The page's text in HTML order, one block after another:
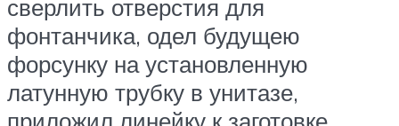
сверлить отверстия для
фонтанчика, одел будущею
форсунку на установленную
латунную трубку в унитазе,